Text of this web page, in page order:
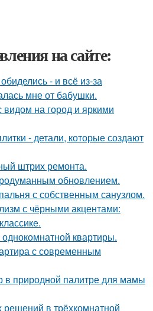
на сайте:
- и всё из-за
мне от бабушки.
на город и яркими
- детали, которые создают
штрих ремонта.
обновлением.
с собственным санузлом.
с чёрными акцентами:
квартиры.
с современным
в природной палитре для мамы
в трёхкомнатной